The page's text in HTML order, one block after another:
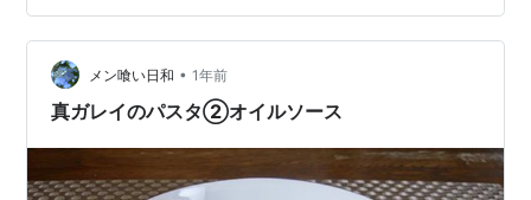
オーストラリアではジャカランダ並木があって町全体が
紫に染まるらしい 日本では花の形が桐の花に似ているこ
とから別名「キリモ…
メン喰い日和 • 1年前
真ガレイのパスタ②オイルソース